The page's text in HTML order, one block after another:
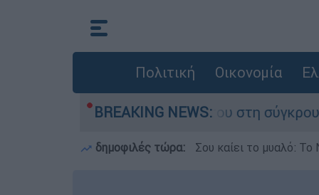
Πολιτική Οικονομία
BREAKING NEWS:
έχασε τη ζωή του στη σύγκρουση
δημοφιλές τώρα: Σου καίει το μυαλό: